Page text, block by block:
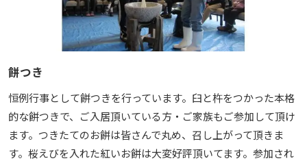
餅つき
恒例行事として餅つきを行っています。臼と杵をつかった本格
的な餅つきで、ご入居頂いている方・ご家族もご参加して頂け
ます。つきたてのお餅は皆さんで丸め、召し上がって頂きま
す。桜えびを入れた紅いお餅は大変好評頂いてます。参加され